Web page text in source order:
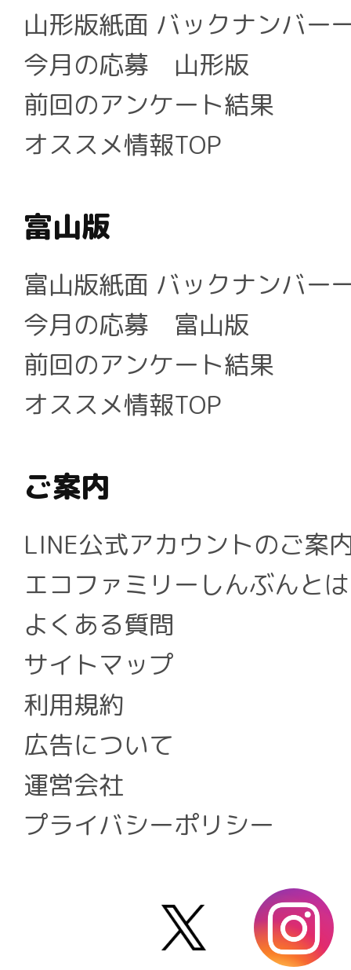
山形版紙面 バックナンバー
今月の応募 山形版
前回のアンケート結果
オススメ情報TOP
富山版
富山版紙面 バックナンバー
今月の応募 富山版
前回のアンケート結果
オススメ情報TOP
ご案内
LINE公式アカウントのご案
エコファミリーしんぶんとは
よくある質問
サイトマップ
利用規約
広告について
運営会社
プライバシーポリシー